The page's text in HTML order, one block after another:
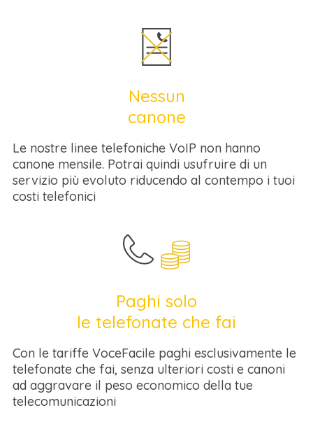
Nessun
canone
Le nostre linee telefoniche VoIP non hanno
canone mensile. Potrai quindi usufruire di un
servizio più evoluto riducendo al contempo i tuoi
costi telefonici
Paghi solo
le telefonate che fai
Con le tariffe VoceFacile paghi esclusivamente le
telefonate che fai, senza ulteriori costi e canoni
ad aggravare il peso economico della tue
telecomunicazioni